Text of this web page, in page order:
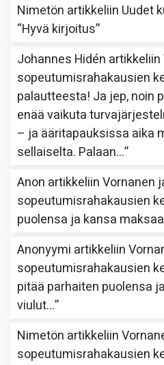
Nimetön artikkeliin Uudet
“Hyvä kirjoitus”
Johannes Hidén artikkeliin
sopeutumisrahakausien
palautteesta! Ja jep, noin
enää vaikuta
– ja ääritapauksissa aika
sellaiselta. Palaan…”
Anon artikkeliinVornanen
sopeutumisrahakausien
puolensa ja kansa
Anonyymi artikkeliin
sopeutumisrahakausien
pitää parhaiten puolensa
viulut…”
Nimetön artikkeliin
sopeutumisrahakausien